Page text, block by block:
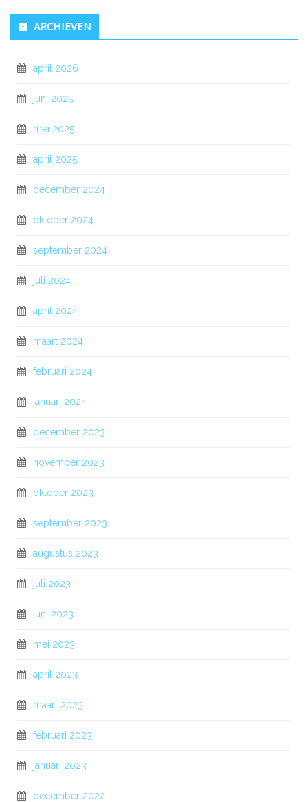
ARCHIEVEN
april 2026
juni 2025
mei 2025
april 2025
december 2024
oktober 2024
september 2024
juli 2024
april 2024
maart 2024
februari 2024
januari 2024
december 2023
november 2023
oktober 2023
september 2023
augustus 2023
juli 2023
juni 2023
mei 2023
april 2023
maart 2023
februari 2023
januari 2023
december 2022